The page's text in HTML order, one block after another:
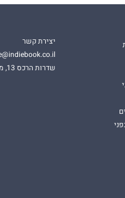
יצירת קשר
שדרות הרכס 13, מודיעין